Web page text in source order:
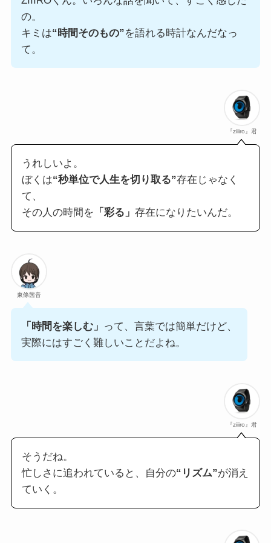
の。
キミは“時間そのもの”を語れる時計なんだなっ
て。
『ziiiro』君
うれしいよ。
ぼくは“秒単位で人生を切り取る”存在じゃなく
て、
その人の時間を 「彩る」 存在になりたいんだ。
東條茜音
「時間を楽しむ」 って、言葉では簡単だけど、
実際にはすごく難しいことだよね。
『ziiiro』君
そうだね。
忙しさに追われていると、自分の“リズム”が消え
ていく。